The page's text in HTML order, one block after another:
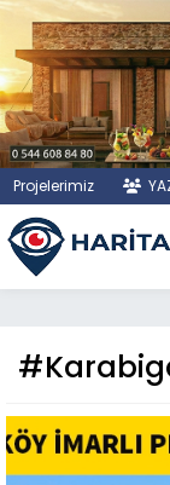
Projelerimiz